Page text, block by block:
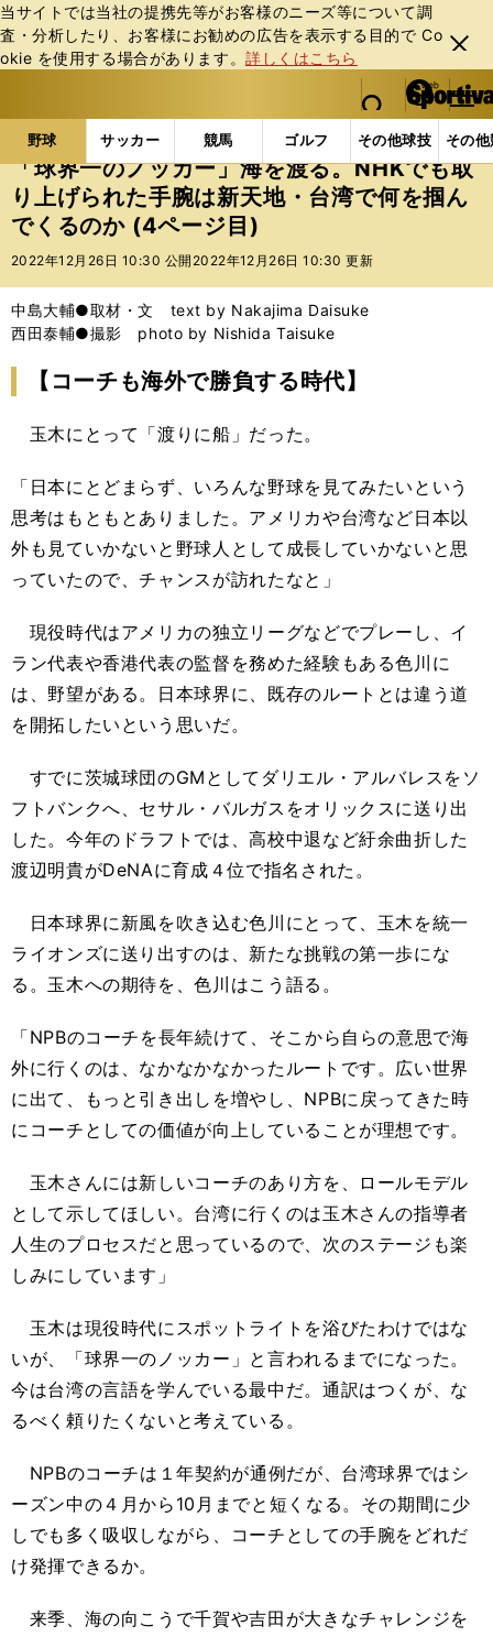
当サイトでは当社の提携先等がお客様のニーズ等について調
査・分析したり、お客様にお勧めの広告を表⽰する⽬的で Co
okie を使⽤する場合があります。詳しくはこちら
閉じ
る
web Sportiva (webスポルティーバ)
検索
マイペ
ー
ジ
メニュ
野球 サッカー 競馬 ゴルフ その他球技 その
b
ス
ポ
ル
テ
ー
バ
野球の記事一覧 プロ野球 「球界一のノッカー」海
「球界一のノッカー」海を渡る。NHKでも取
り上げられた手腕は新天地・台湾で何を掴ん
でくるのか (4ページ目)
2022年12月26日 10:30 公開 2022年12月26日 10:30 更新
中島大輔●取材・文 text by Nakajima Daisuke
西田泰輔●撮影 photo by Nishida Taisuke
【コーチも海外で勝負する時代】
玉木にとって「渡りに船」だった。
「日本にとどまらず、いろんな野球を見てみたいという
思考はもともとありました。アメリカや台湾など日本以
外も見ていかないと野球人として成長していかないと思
っていたので、チャンスが訪れたなと」
現役時代はアメリカの独立リーグなどでプレーし、イ
ラン代表や香港代表の監督を務めた経験もある色川に
は、野望がある。日本球界に、既存のルートとは違う道
を開拓したいという思いだ。
すでに茨城球団のGMとしてダリエル・アルバレスをソ
フトバンクへ、セサル・バルガスをオリックスに送り出
した。今年のドラフトでは、高校中退など紆余曲折した
渡辺明貴がDeNAに育成４位で指名された。
日本球界に新風を吹き込む色川にとって、玉木を統一
ライオンズに送り出すのは、新たな挑戦の第一歩にな
る。玉木への期待を、色川はこう語る。
「NPBのコーチを長年続けて、そこから自らの意思で海
外に行くのは、なかなかなかったルートです。広い世界
に出て、もっと引き出しを増やし、NPBに戻ってきた時
にコーチとしての価値が向上していることが理想です。
玉木さんには新しいコーチのあり方を、ロールモデル
として示してほしい。台湾に行くのは玉木さんの指導者
人生のプロセスだと思っているので、次のステージも楽
しみにしています」
玉木は現役時代にスポットライトを浴びたわけではな
いが、「球界一のノッカー」と言われるまでになった。
今は台湾の言語を学んでいる最中だ。通訳はつくが、な
るべく頼りたくないと考えている。
NPBのコーチは１年契約が通例だが、台湾球界ではシ
ーズン中の４月から10月までと短くなる。その期間に少
しでも多く吸収しながら、コーチとしての手腕をどれだ
け発揮できるか。
来季、海の向こうで千賀や吉田が大きなチャレンジを